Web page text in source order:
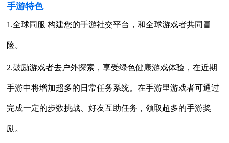
手游特色
1.全球同服 构建您的手游社交平台，和全球游戏者共同冒
险。
2.鼓励游戏者去户外探索，享受绿色健康游戏体验，在近期
手游中将增加超多的日常任务系统。在手游里游戏者可通过
完成一定的步数挑战、好友互助任务，领取超多的手游奖
励。